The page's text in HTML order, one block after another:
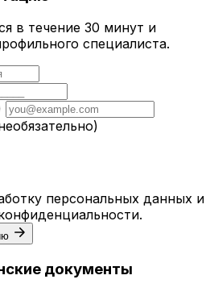
в течение 30 минут и
специалиста.
персональных данных и
.
документы